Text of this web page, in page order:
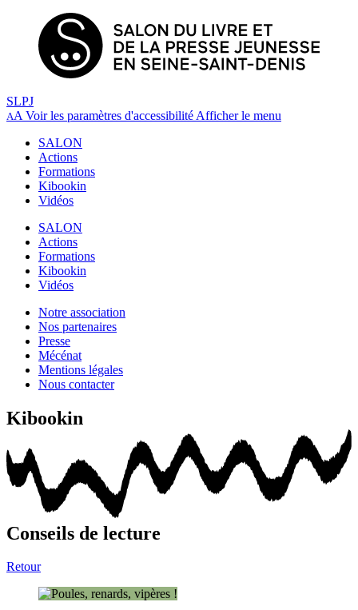
SLPJ
AA Voir les paramètres d'accessibilité Afficher le menu
SALON
Actions
Formations
Kibookin
Vidéos
SALON
Actions
Formations
Kibookin
Vidéos
Notre association
Nos partenaires
Presse
Mécénat
Mentions légales
Nous contacter
Kibookin
Conseils de lecture
Retour